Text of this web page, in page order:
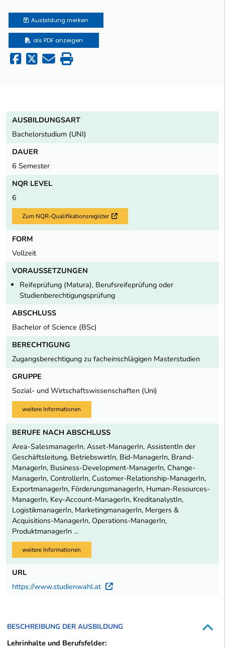
Ausbildung merken
als PDF anzeigen
AUSBILDUNGSART
Bachelorstudium (UNI)
DAUER
6 Semester
NQR LEVEL
6
Zum NQR-Qualifikationsregister Externer Link
FORM
Vollzeit
VORAUSSETZUNGEN
Reifeprüfung (Matura), Berufsreifeprüfung oder
Studienberechtigungsprüfung
ABSCHLUSS
Bachelor of Science (BSc)
BERECHTIGUNG
Zugangsberechtigung zu facheinschlägigen Masterstudien
GRUPPE
Sozial- und Wirtschaftswissenschaften (Uni)
weitere Informationen
BERUFE NACH ABSCHLUSS
Area-SalesmanagerIn, Asset-ManagerIn, AssistentIn der
Geschäftsleitung, BetriebswirtIn, Bid-ManagerIn, Brand-
ManagerIn, Business-Development-ManagerIn, Change-
ManagerIn, ControllerIn, Customer-Relationship-ManagerIn,
ExportmanagerIn, FörderungsmanagerIn, Human-Resources-
ManagerIn, Key-Account-ManagerIn, KreditanalystIn,
LogistikmanagerIn, MarketingmanagerIn, Mergers &
Acquisitions-ManagerIn, Operations-ManagerIn,
ProduktmanagerIn ...
weitere Informationen
URL
https://www.studienwahl.at
Externer Link
BESCHREIBUNG DER AUSBILDUNG
Lehrinhalte und Berufsfelder: